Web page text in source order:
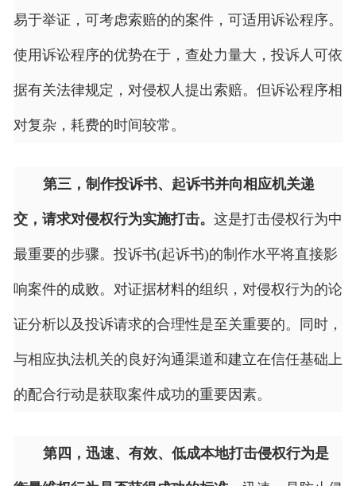
易于举证，可考虑索赔的的案件，可适用诉讼程序。
使用诉讼程序的优势在于，查处力量大，投诉人可依
据有关法律规定，对侵权人提出索赔。但诉讼程序相
对复杂，耗费的时间较常。
第三，制作投诉书、起诉书并向相应机关递
交，请求对侵权行为实施打击。 这是打击侵权行为中
最重要的步骤。投诉书(起诉书)的制作水平将直接影
响案件的成败。对证据材料的组织，对侵权行为的论
证分析以及投诉请求的合理性是至关重要的。同时，
与相应执法机关的良好沟通渠道和建立在信任基础上
的配合行动是获取案件成功的重要因素。
第四，迅速、有效、低成本地打击侵权行为是